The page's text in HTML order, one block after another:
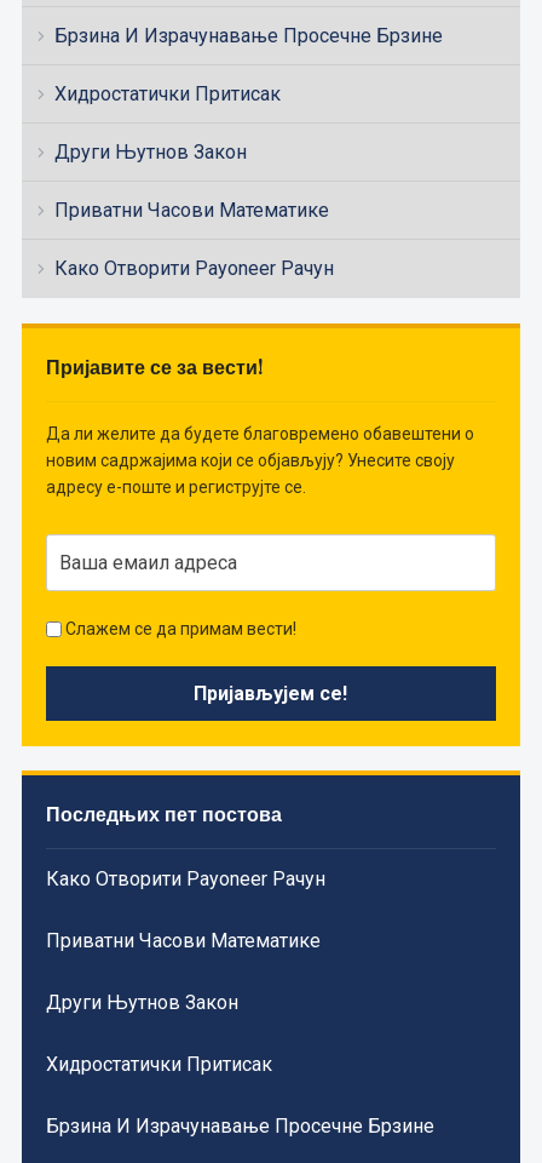
Брзина И Израчунавање Просечне Брзине
Хидростатички Притисак
Други Њутнов Закон
Приватни Часови Математике
Како Отворити Payoneer Рачун
Пријавите се за вести!
Да ли желите да будете благовремено обавештени о
новим садржајима који се објављују? Унесите своју
адресу е-поште и региструјте се.
Слажем се да примам вести!
Последњих пет постова
Како Отворити Payoneer Рачун
Приватни Часови Математике
Други Њутнов Закон
Хидростатички Притисак
Брзина И Израчунавање Просечне Брзине